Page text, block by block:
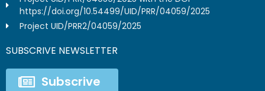
https://doi.org/10.54499/UID/PRR/04059/2025
Project UID/PRR2/04059/2025
SUBSCRIVE NEWSLETTER
Subscrive